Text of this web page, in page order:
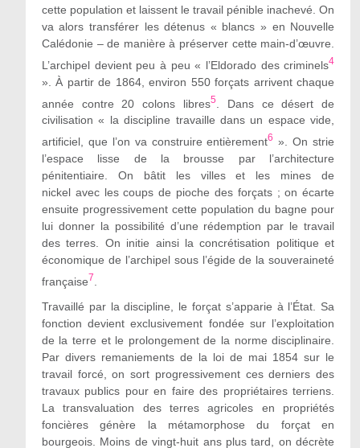
cette population et laissent le travail pénible inachevé. On
va alors transférer les détenus « blancs » en Nouvelle
Calédonie – de manière à préserver cette main-d’œuvre.
L’archipel devient peu à peu « l’Eldorado des criminels4
». À partir de 1864, environ 550 forçats arrivent chaque
année contre 20 colons libres5
. Dans ce désert de
civilisation « la discipline travaille dans un espace vide,
artificiel, que l’on va construire entièrement6 ». On strie
l’espace lisse de la brousse par l’architecture
pénitentiaire. On bâtit les villes et les mines de
nickel avec les coups de pioche des forçats ; on écarte
ensuite progressivement cette population du bagne pour
lui donner la possibilité d’une rédemption par le travail
des terres. On initie ainsi la concrétisation politique et
économique de l’archipel sous l’égide de la souveraineté
française7
Travaillé par la discipline, le forçat s’apparie à l’État. Sa
fonction devient exclusivement fondée sur l’exploitation
de la terre et le prolongement de la norme disciplinaire.
Par divers remaniements de la loi de mai 1854 sur le
travail forcé, on sort progressivement ces derniers des
travaux publics pour en faire des propriétaires terriens.
La transvaluation des terres agricoles en propriétés
foncières génère la métamorphose du forçat en
bourgeois. Moins de vingt-huit ans plus tard, on décrète